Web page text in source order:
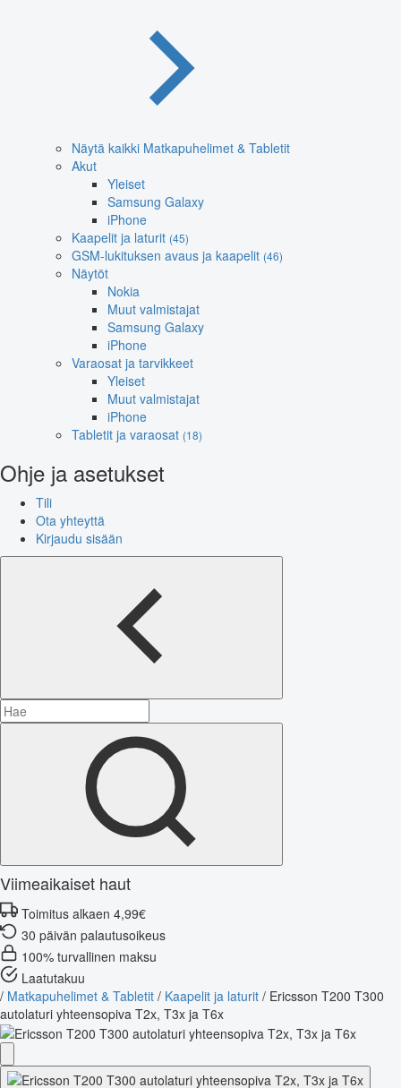
Näytä kaikki Matkapuhelimet & Tabletit
Akut
Yleiset
Samsung Galaxy
iPhone
Kaapelit ja laturit (45)
GSM-lukituksen avaus ja kaapelit (46)
Näytöt
Nokia
Muut valmistajat
Samsung Galaxy
iPhone
Varaosat ja tarvikkeet
Yleiset
Muut valmistajat
iPhone
Tabletit ja varaosat (18)
Ohje ja asetukset
Tili
Ota yhteyttä
Kirjaudu sisään
Viimeaikaiset haut
Toimitus alkaen 4,99€
30 päivän palautusoikeus
100% turvallinen maksu
Laatutakuu
/ Matkapuhelimet & Tabletit / Kaapelit ja laturit / Ericsson T200 T300
autolaturi yhteensopiva T2x, T3x ja T6x